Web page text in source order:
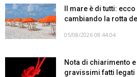
Il mare è di tutti:
cambiando la rotta
05/08/2026 08:44:04
Nota di chiarimento
gravissimi fatti legati